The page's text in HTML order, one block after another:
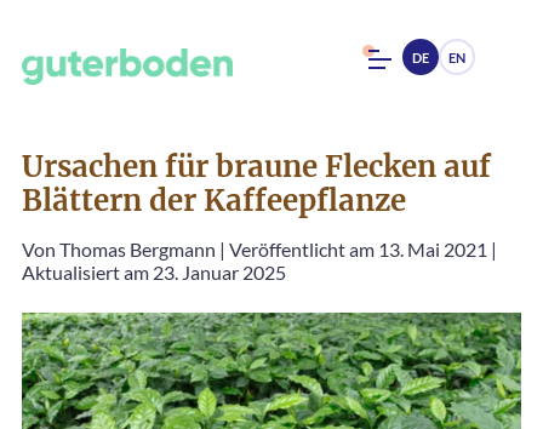
DE EN
Ursachen für braune Flecken auf
Blättern der Kaffeepflanze
Von Thomas Bergmann | Veröffentlicht am 13. Mai 2021 |
Aktualisiert am 23. Januar 2025